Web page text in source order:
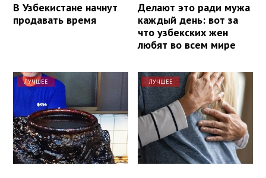
В Узбекистане начнут
продавать время
Делают это ради мужа
каждый день: вот за
что узбекских жен
любят во всем мире
ЛУЧШЕЕ ЛУЧШЕЕ